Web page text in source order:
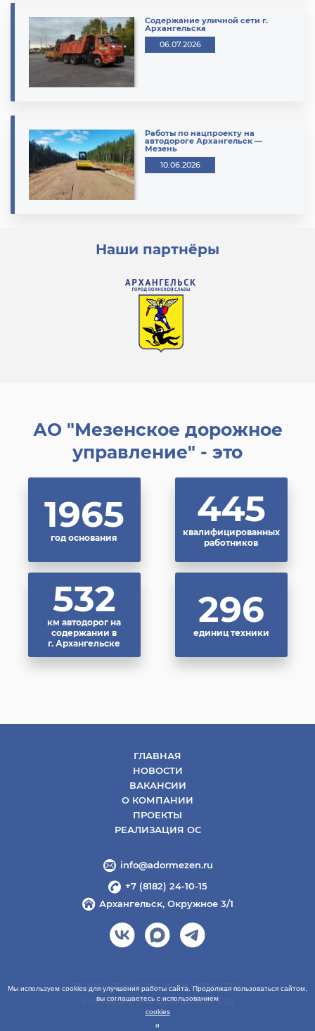
Содержание уличной сети г.
Архангельска
06.07.2026
Работы по нацпроекту на
автодороге Архангельск —
Мезень
10.06.2026
Наши партнёры
АО "Мезенское дорожное
управление" - это
1965
год основания
445
квалифицированных
работников
532
км автодорог на
содержании в
г. Архангельске
296
единиц техники
ГЛАВНАЯ
НОВОСТИ
ВАКАНСИИ
О КОМПАНИИ
ПРОЕКТЫ
РЕАЛИЗАЦИЯ ОС
info@adormezen.ru
+7 (8182) 24-10-15
Архангельск, Окружное 3/1
ПОЛОЖЕНИЕ ОБ ОБРАБОТКЕ ПД
СОГЛАСИЕ НА ОБРАБОТКУ ПД
Мы используем cookies для улучшения работы сайта. Продолжая пользоваться сайтом,
вы соглашаетесь с использованием
cookies
и